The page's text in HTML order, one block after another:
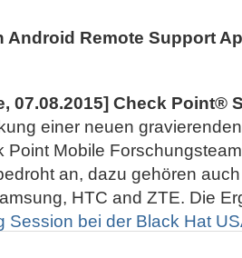
Android Remote Support
07.08.2015] Check Point®
einer neuen
Point Mobile
an, dazu gehören
HTC and ZTE. Die
Session bei der Black Hat